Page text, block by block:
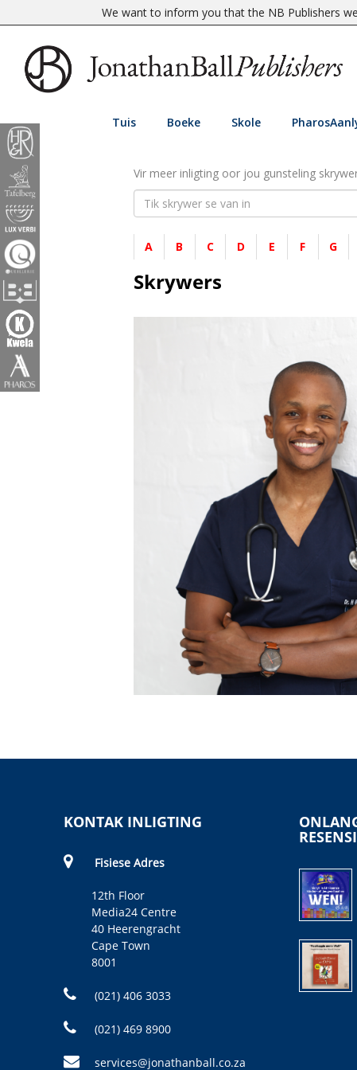
We want to inform you that the NB Publishers
Tuis Boeke Skole
Vir meer inligting oor jou gunsteling
A B C D E F G
Skrywers
KONTAK INLIGTING
Fisiese Adres
12th Floor
Media24 Centre
40 Heerengracht
Cape Town
8001
(021) 406 3033
(021) 469 8900
services@jonathanball.co.za